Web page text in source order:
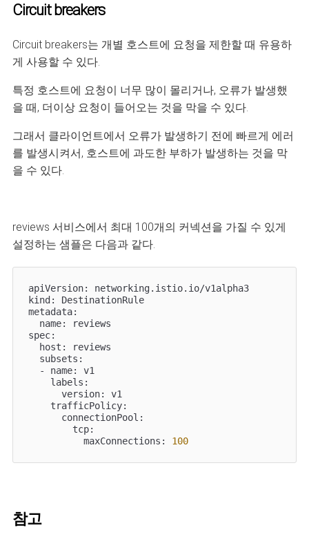
Circuit breakers
Circuit breakers는 개별 호스트에 요청을 제한할 때 유용하
게 사용할 수 있다.
특정 호스트에 요청이 너무 많이 몰리거나, 오류가 발생했
을 때, 더이상 요청이 들어오는 것을 막을 수 있다.
그래서 클라이언트에서 오류가 발생하기 전에 빠르게 에러
를 발생시켜서, 호스트에 과도한 부하가 발생하는 것을 막
을 수 있다.
reviews 서비스에서 최대 100개의 커넥션을 가질 수 있게
설정하는 샘플은 다음과 같다.
apiVersion: networking.istio.io/v1alpha3
kind: DestinationRule
metadata:
spec:
          maxConnections:
100
참고